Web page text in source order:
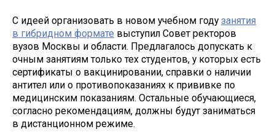
С идеей организовать в новом учебном годузанятия
в гибридном формате выступил Совет ректоров
вузов Москвы и области. Предлагалось допускать к
очным занятиям только тех студентов, у которых есть
сертификаты о вакцинировании, справки о наличии
антител или о противопоказаниях к прививке по
медицинским показаниям. Остальные обучающиеся,
согласно рекомендациям, должны будут заниматься
в дистанционном режиме.